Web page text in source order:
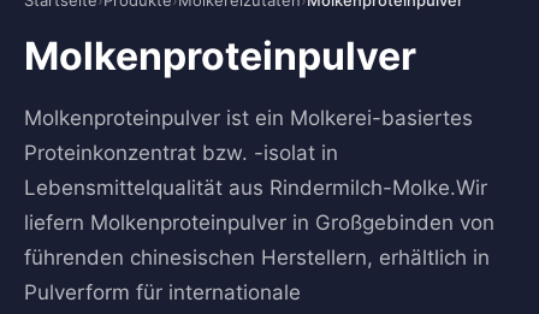
Molkenproteinpulver
Molkenproteinpulver ist ein Molkerei-basiertes
Proteinkonzentrat bzw. -isolat in
Lebensmittelqualität aus Rindermilch-Molke.Wir
liefern Molkenproteinpulver in Großgebinden von
führenden chinesischen Herstellern, erhältlich in
Pulverform für internationale